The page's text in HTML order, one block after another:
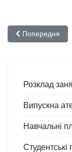
Попередня
Попередня
Розклад
Випускна
Навчальні
Студентські